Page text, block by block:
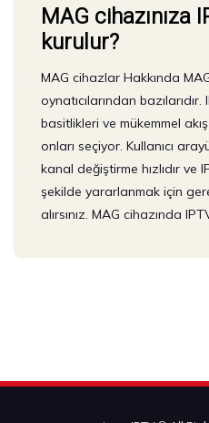
MAG cihazınıza
kurulur?
MAG cihazlar Hakkında
oynatıcılarından bazılarıdır.
basitlikleri ve mükemmel
onları seçiyor. Kullanıcı
kanal değiştirme hızlıdır ve
şekilde yararlanmak için
alırsınız. MAG cihazında